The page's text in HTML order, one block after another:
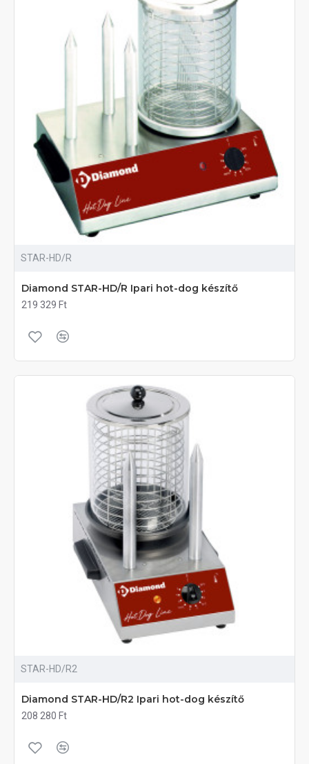
STAR-HD/R
Diamond STAR-HD/R Ipari hot-dog készítő
219 329 Ft
STAR-HD/R2
Diamond STAR-HD/R2 Ipari hot-dog készítő
208 280 Ft